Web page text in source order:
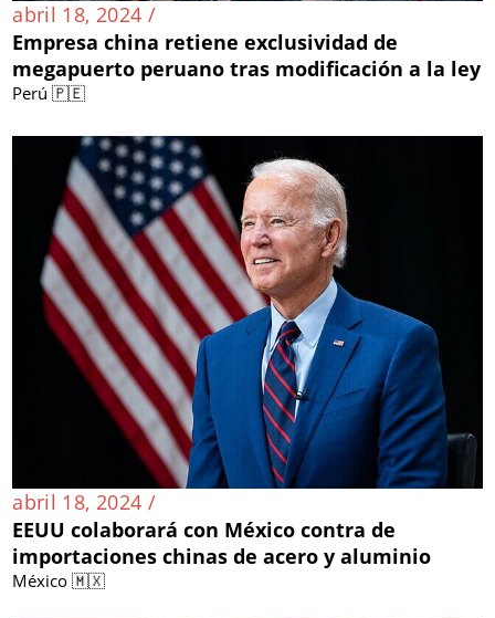
abril 18, 2024 /
Empresa china retiene exclusividad de
megapuerto peruano tras modificación a la ley
Perú 🇵🇪
abril 18, 2024 /
EEUU colaborará con México contra de
importaciones chinas de acero y aluminio
México 🇲🇽